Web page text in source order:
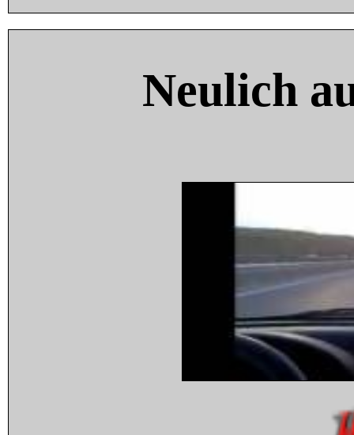
Neulich